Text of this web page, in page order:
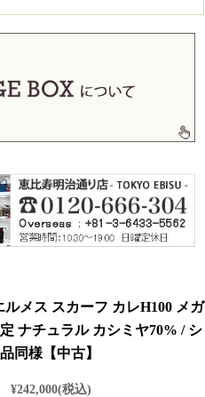
メス スカーフ カレH100 メガ
ナチュラル カシミヤ70% / シ
同様【中古】
¥242,000(税込)